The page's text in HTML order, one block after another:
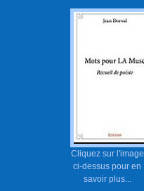
Cliquez sur l'image
ci-dessus pour en
savoir plus...